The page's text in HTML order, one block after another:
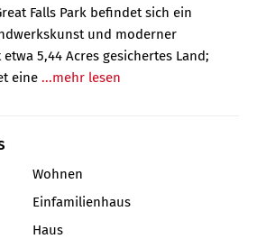
Falls Park befindet sich ein
und moderner
5,44 Acres gesichertes Land;
eine ...mehr lesen
Wohnen
Einfamilienhaus
Haus